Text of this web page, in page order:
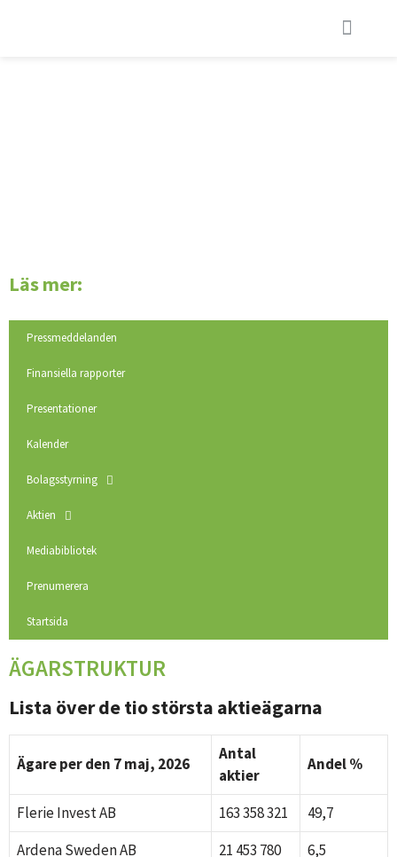
Läs mer:
Pressmeddelanden
Finansiella rapporter
Presentationer
Kalender
Bolagsstyrning
Aktien
Mediabibliotek
Prenumerera
Startsida
ÄGARSTRUKTUR
Lista över de tio största aktieägarna
Ägare per den 7 maj, 2026
Antal
aktier
Andel %
Flerie Invest AB 163 358 321
49,7
Ardena Sweden AB
21 453 780
6,5